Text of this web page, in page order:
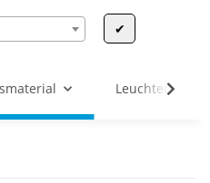
✔
Leuchten &